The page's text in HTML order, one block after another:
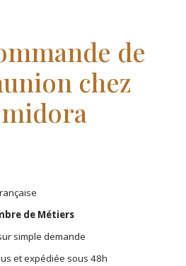
de
chez
de Métiers
simple demande
et expédiée sous 48h